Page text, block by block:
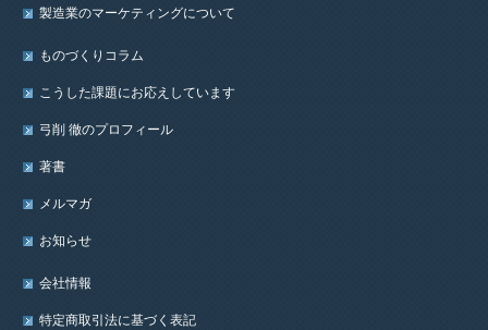
製造業のマーケティングについて
ものづくりコラム
こうした課題にお応えしています
弓削 徹のプロフィール
著書
メルマガ
お知らせ
会社情報
特定商取引法に基づく表記